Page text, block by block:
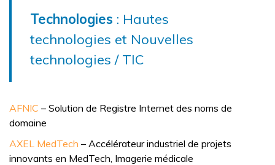
Technologies : Hautes
technologies et Nouvelles
technologies / TIC
AFNIC – Solution de Registre Internet des noms de
domaine
AXEL MedTech – Accélérateur industriel de projets
innovants en MedTech, Imagerie médicale